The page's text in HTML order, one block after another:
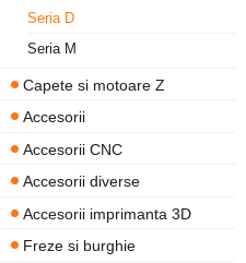
Seria D
Seria M
Capete si motoare Z
Accesorii
Accesorii CNC
Accesorii diverse
Accesorii imprimanta 3D
Freze si burghie